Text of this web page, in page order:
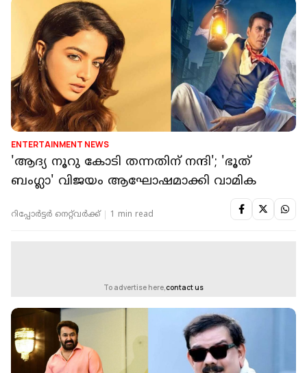
ENTERTAINMENT NEWS
'ആദ്യ നൂറു കോടി തന്നതിന് നന്ദി'; 'ഭൂത്
ബംഗ്ലാ' വിജയം ആഘോഷമാക്കി വാമിക
റിപ്പോർട്ടർ നെറ്റ്‌വര്‍ക്ക്‌ 1 min read
To advertise here, contact us